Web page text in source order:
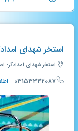
استخر شهدای
استخر شهدای امدادگر-
۰۳۱۵۳۳۳۲۰۸۷